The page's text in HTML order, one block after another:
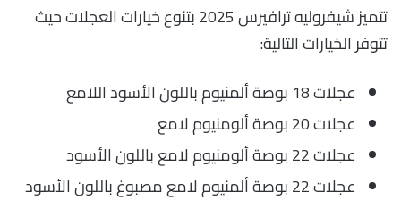
تتميز شيفروليه ترافيرس 2025 بتنوع خيارات العجلات حيث
تتوفر الخيارات التالية:
عجلات 18 بوصة ألمنيوم باللون الأسود اللامع
عجلات 20 بوصة ألومنيوم لامع
عجلات 22 بوصة ألومنيوم لامع باللون الأسود
عجلات 22 بوصة ألمنيوم لامع مصبوغ باللون الأسود